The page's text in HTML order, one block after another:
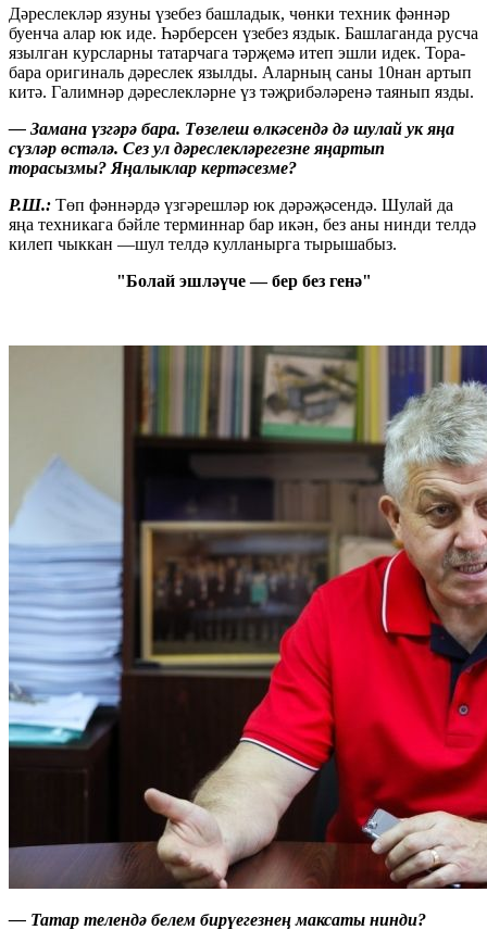
Дәреслекләр язуны үзебез башладык, чөнки техник фәннәр
буенча алар юк иде. Һәрберсен үзебез яздык. Башлаганда русча
язылган курсларны татарчага тәрҗемә итеп эшли идек. Тора-
бара оригиналь дәреслек язылды. Аларның саны 10нан артып
китә. Галимнәр дәреслекләрне үз тәҗрибәләренә таянып язды.
— Замана үзгәрә бара. Төзелеш өлкәсендә дә шулай ук яңа
сүзләр өстәлә. Сез ул дәреслекләрегезне яңартып
торасызмы? Яңалыклар кертәсезме?
Р.Ш.: Төп фәннәрдә үзгәрешләр юк дәрәҗәсендә. Шулай да
яңа техникага бәйле терминнар бар икән, без аны нинди телдә
килеп чыккан —шул телдә кулланырга тырышабыз.
"Болай эшләүче — бер без генә"
— Татар телендә белем бирүегезнең максаты нинди?